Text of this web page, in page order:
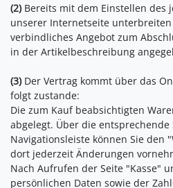
(2) Bereits mit dem Einstellen des
unserer Internetseite
verbindliches Angebot zum
in der Artikelbeschreibung
(3) Der Vertrag kommt über das
folgt zustande:
Die zum Kauf beabsichtigten
abgelegt. Über die
Navigationsleiste können Sie den
dort jederzeit Änderungen
Nach Aufrufen der Seite "Kasse"
persönlichen Daten sowie der